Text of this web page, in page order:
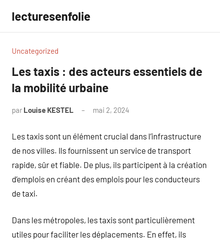
contenu
lecturesenfolie
Uncategorized
Les taxis : des acteurs essentiels de
la mobilité urbaine
par Louise KESTEL mai 2, 2024
Les taxis sont un élément crucial dans l’infrastructure
de nos villes. Ils fournissent un service de transport
rapide, sûr et fiable. De plus, ils participent à la création
d’emplois en créant des emplois pour les conducteurs
de taxi.
Dans les métropoles, les taxis sont particulièrement
utiles pour faciliter les déplacements. En effet, ils